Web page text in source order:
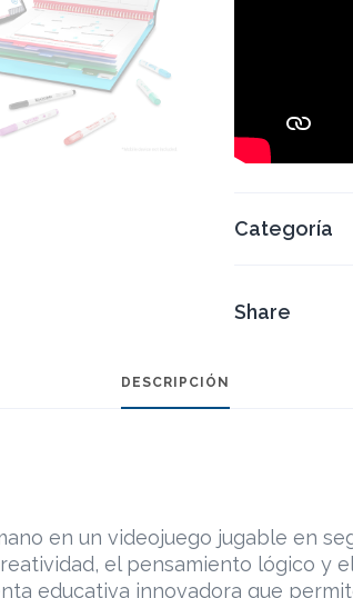
Categoría
Share
DESCRIPCIÓN
en un videojuego jugable en
el pensamiento lógico y
educativa innovadora que